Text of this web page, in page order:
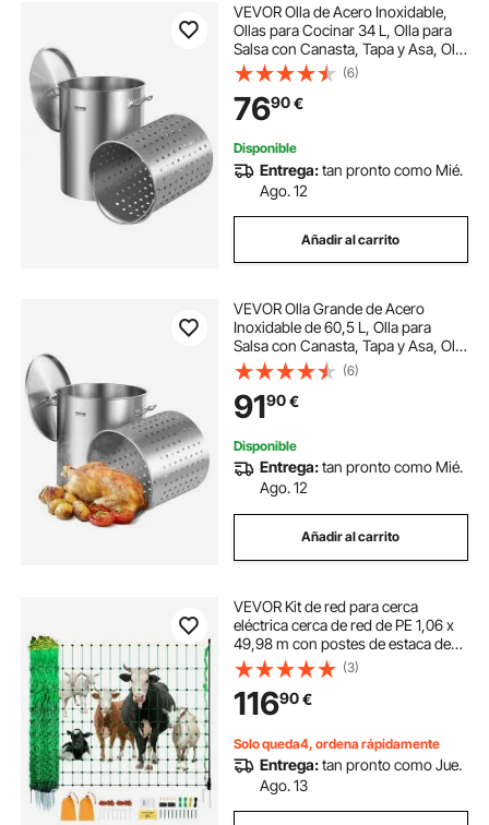
VEVOR Olla de Acero Inoxidable,
Ollas para Cocinar 34 L, Olla para
Salsa con Canasta, Tapa y Asa, Olla
Comercial Resistente, Tratamiento
de Lijado, para Cocinar al Vapor,
Hervir o Freír, 315 x 420 mm
(6)
7690€
Disponible
Entrega:tan pronto como Mié.
Ago. 12
Añadir al carrito
VEVOR Olla Grande de Acero
Inoxidable de 60,5 L, Olla para
Salsa con Canasta, Tapa y Asa, Olla
Comercial Resistente, Tratamiento
de Lijado, para Eventos de Grupos
Grandes, Plateado, 400 x 450 mm
(6)
9190€
Disponible
Entrega:tan pronto como Mié.
Ago. 12
Añadir al carrito
VEVOR Kit de red para cerca
eléctrica cerca de red de PE 1,06 x
49,98 m con postes de estaca de
doble púa malla utilitaria portátil
para cabras, ovejas, corderos,
ciervos, cerdos, perros, granjas
(3)
11690€
Solo queda4, ordena rápidamente
Entrega:tan pronto como Jue.
Ago. 13